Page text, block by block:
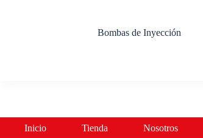
Bombas de Inyección
Inicio Tienda Nosotros